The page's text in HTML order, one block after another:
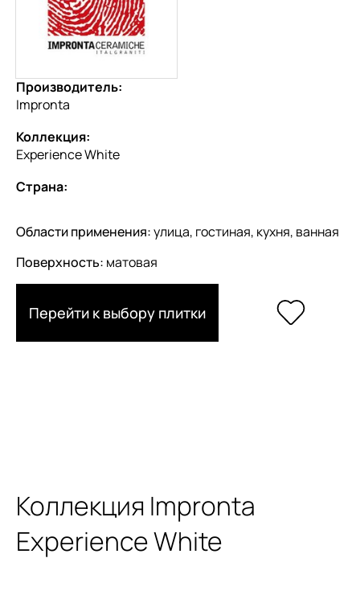
Производитель:
Impronta
Коллекция:
Experience White
Страна:
Области применения:улица, гостиная, кухня, ванная
Поверхность: матовая
Перейти к выбору плитки
Коллекция Impronta
Experience White